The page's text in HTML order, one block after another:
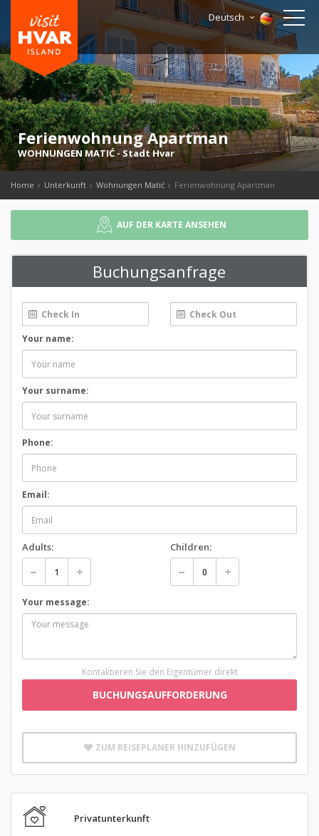
Deutsch
Ferienwohnung Apartman
WOHNUNGEN MATIĆ-Stadt Hvar
Home Unterkunft Wohnungen Matić Ferienwohnung Apartman
AUF DER KARTE ANSEHEN
Buchungsanfrage
Your name:
Your surname:
Phone:
Email:
Adults: Children:
Your message:
Kontaktieren Sie den Eigentümer direkt
BUCHUNGSAUFFORDERUNG
ZUM REISEPLANER HINZUFÜGEN
Privatunterkunft